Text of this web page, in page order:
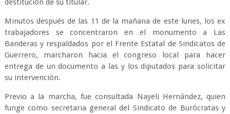
destitución de su titular.
Minutos después de las 11 de la mañana de este lunes, los ex
trabajadores se concentraron en el monumento a Las
Banderas y respaldados por el Frente Estatal de Sindicatos de
Guerrero, marcharon hacia el congreso local para hacer
entrega de un documento a las y los diputados para solicitar
su intervención.
Previo a la marcha, fue consultada Nayeli Hernández, quien
funge como secretaria general del Sindicato de Burócratas y